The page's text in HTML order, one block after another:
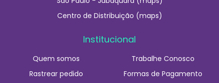
Centro de Distribuição (maps)
Institucional
Quem somos
Rastrear pedido
Trabalhe Conosco
Formas de Pagamento